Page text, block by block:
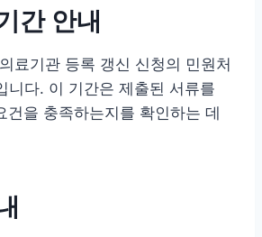
간 안내
료기관 등록 갱신 신청의 민원처
니다. 이 기간은 제출된 서류를
건을 충족하는지를 확인하는 데